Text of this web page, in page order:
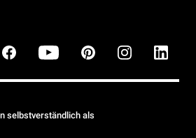
selbstverständlich als